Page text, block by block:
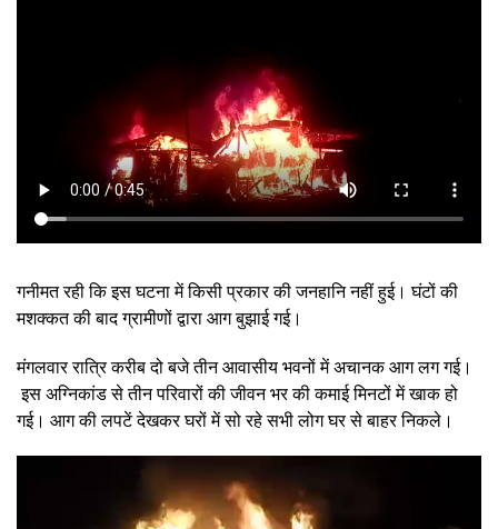
गनीमत रही कि इस घटना में किसी प्रकार की जनहानि नहीं हुई। घंटों की
मशक्कत की बाद ग्रामीणों द्वारा आग बुझाई गई।
मंगलवार रात्रि करीब दो बजे तीन आवासीय भवनों में अचानक आग लग गई।
इस अग्निकांड से तीन परिवारों की जीवन भर की कमाई मिनटों में खाक हो
गई। आग की लपटें देखकर घरों में सो रहे सभी लोग घर से बाहर निकले।